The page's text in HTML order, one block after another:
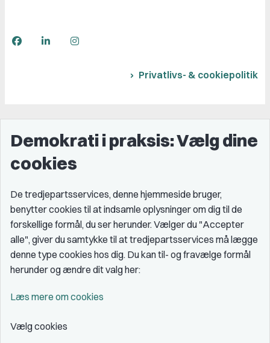
Privatlivs- & cookiepolitik
Demokrati i praksis: Vælg dine
cookies
De tredjepartsservices, denne hjemmeside bruger,
benytter cookies til at indsamle oplysninger om dig til de
forskellige formål, du ser herunder. Vælger du "Accepter
alle", giver du samtykke til at tredjepartsservices må lægge
denne type cookies hos dig. Du kan til- og fravælge formål
herunder og ændre dit valg her:
Læs mere om cookies
Vælg cookies